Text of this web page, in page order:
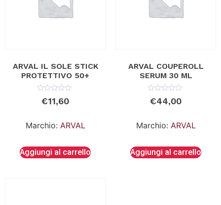
ARVAL IL SOLE STICK
PROTETTIVO 50+
Valutato
€11,60
Marchio: ARVAL
Aggiungi al carrello
ARVAL COUPEROLL
SERUM 30 ML
Valutato
0€44,00
Marchio: ARVAL
Aggiungi al carrello